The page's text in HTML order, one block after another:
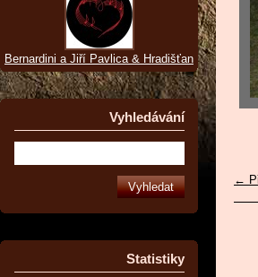
←
Bernardini a Jiří Pavlica & Hradišťan
Vyhledávání
Statistiky